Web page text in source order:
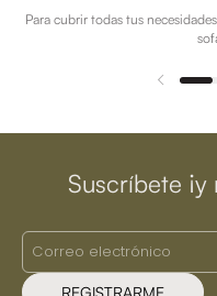
Para cubrir todas tus
Suscríbete
REGISTRARME